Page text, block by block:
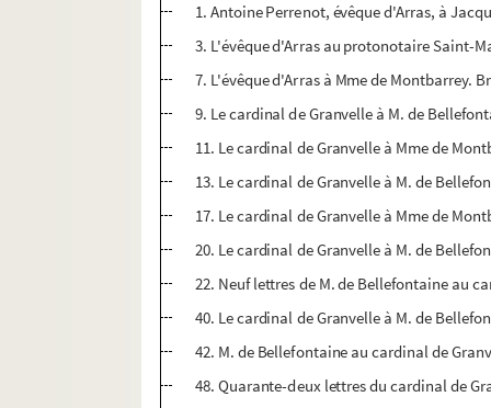
1. Antoine Perrenot, évêque d'Arras, à
3. L'évêque d'Arras au protonotaire Saint-
7. L'évêque d'Arras à Mme de Montbarrey.
9. Le cardinal de Granvelle à M. de
11. Le cardinal de Granvelle à Mme de
13. Le cardinal de Granvelle à M. de
17. Le cardinal de Granvelle à Mme de
20. Le cardinal de Granvelle à M. de
22. Neuf lettres de M. de Bellefontaine au
40. Le cardinal de Granvelle à M. de
42. M. de Bellefontaine au cardinal de
48. Quarante-deux lettres du cardinal de